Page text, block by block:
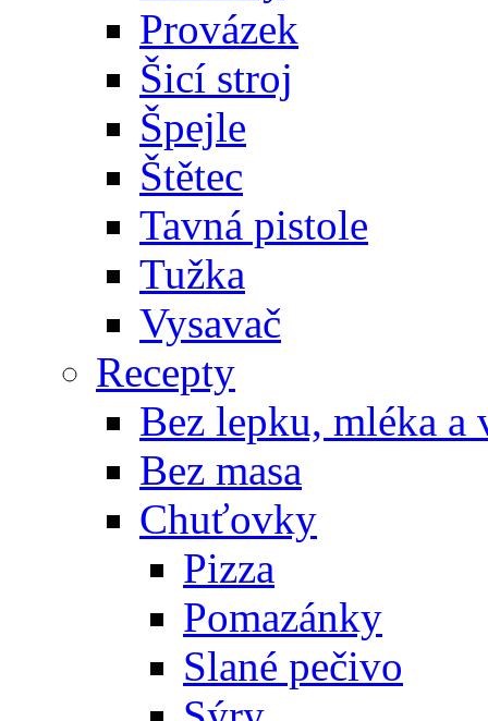
Provázek
Šicí stroj
Špejle
Štětec
Tavná pistole
Tužka
Vysavač
Recepty
Bez lepku, mléka a
Bez masa
Chuťovky
Pizza
Pomazánky
Slané pečivo